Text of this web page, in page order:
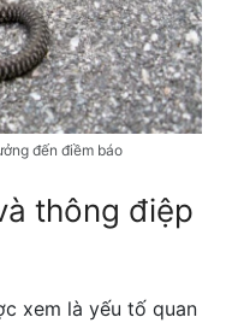
đến điềm báo
thông điệp
xem là yếu tố quan